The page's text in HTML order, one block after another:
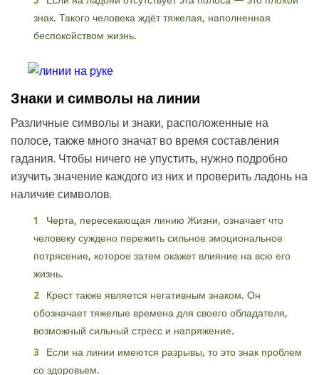
знак. Такого человека ждёт тяжелая, наполненная
беспокойством жизнь.
Знаки и символы на линии
Различные символы и знаки, расположенные на
полосе, также много значат во время составления
гадания. Чтобы ничего не упустить, нужно подробно
изучить значение каждого из них и проверить ладонь на
наличие символов.
Черта, пересекающая линию Жизни, означает что
человеку суждено пережить сильное эмоциональное
потрясение, которое затем окажет влияние на всю его
жизнь.
Крест также является негативным знаком. Он
обозначает тяжелые времена для своего обладателя,
возможный сильный стресс и напряжение.
Если на линии имеются разрывы, то это знак проблем
со здоровьем.